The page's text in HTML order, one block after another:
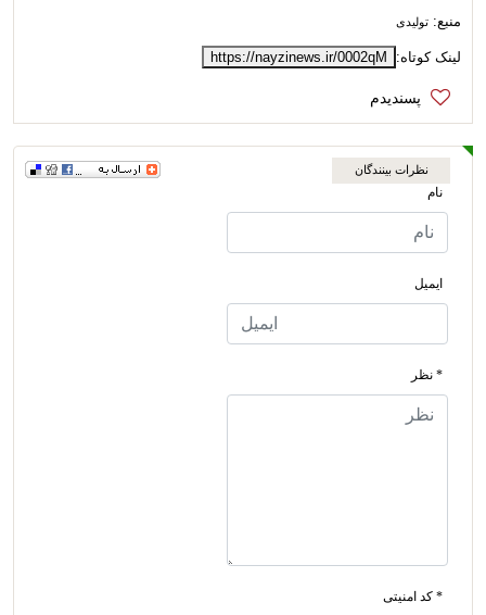
منبع: تولیدی
لینک کوتاه: https://nayzinews.ir/0002qM
نظرات بینندگان
نام
ایمیل
* نظر
* کد امنیتی